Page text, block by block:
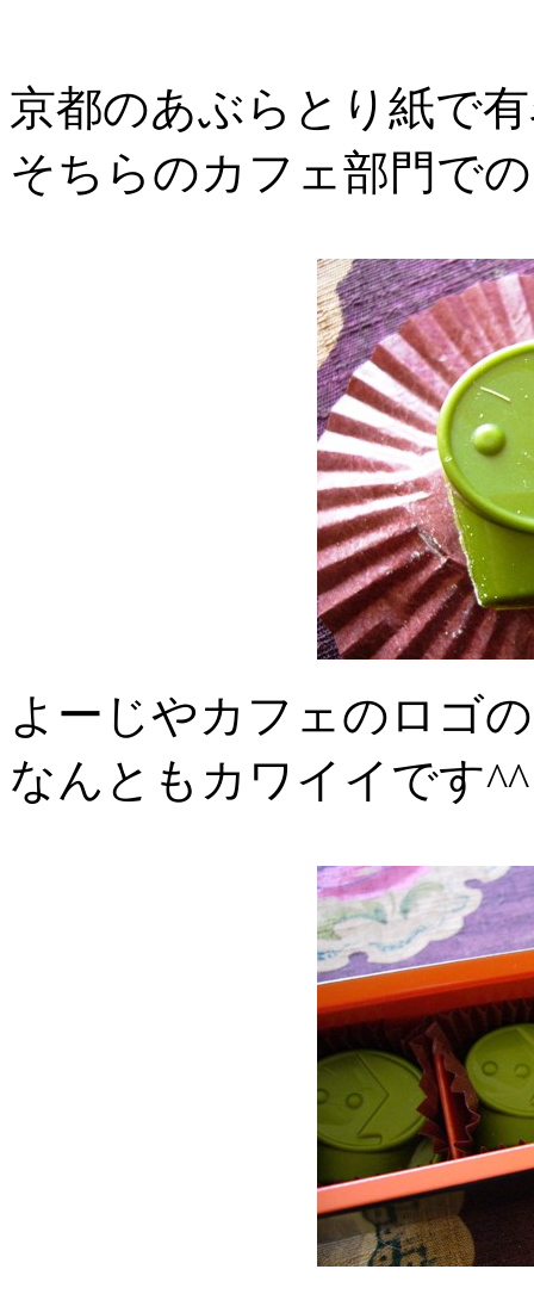
京都のあぶらとり紙で
そちらのカフェ部門で
よーじやカフェのロゴ
なんともカワイイです^^